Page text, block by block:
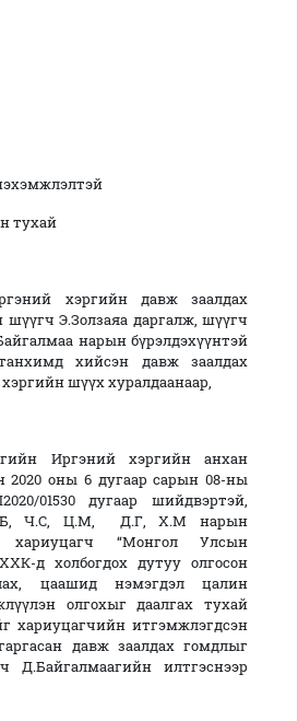
тухай
хэргийн давж заалдах
Э.Золзаяа даргалж, шүүгч
нарын бүрэлдэхүүнтэй
хийсэн давж заалдах
шүүх хуралдаанаар,
Иргэний хэргийн анхан
оны 6 дугаар сарын 08-ны
01530 дугаар шийдвэртэй,
Ч.С, Ц.М, Д.Г, Х.М нарын
хариуцагч “Монгол Улсын
д холбогдох дутуу олгосон
цаашид нэмэгдэл цалин
олгохыг даалгах тухай
хариуцагчийн итгэмжлэгдсэн
давж заалдах гомдлыг
Д.Байгалмаагийн илтгэснээр